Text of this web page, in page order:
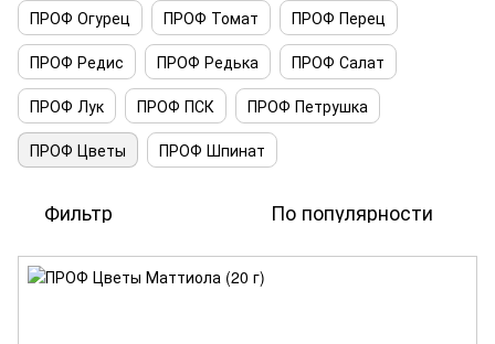
ПРОФ Огурец
ПРОФ Томат
ПРОФ Перец
ПРОФ Редис
ПРОФ Редька
ПРОФ Салат
ПРОФ Лук
ПРОФ ПСК
ПРОФ Петрушка
ПРОФ Цветы
ПРОФ Шпинат
Фильтр По популярности